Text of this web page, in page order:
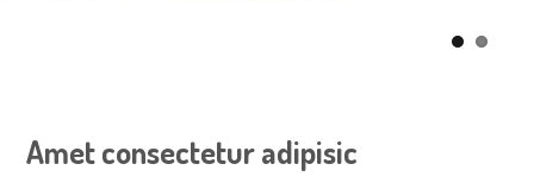
Amet consectetur adipisic